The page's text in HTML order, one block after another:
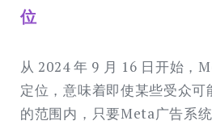
位
从 2024 年 9 月 16 日开始，
定位，意味着即使某些受众
的范围内，只要Meta广告系